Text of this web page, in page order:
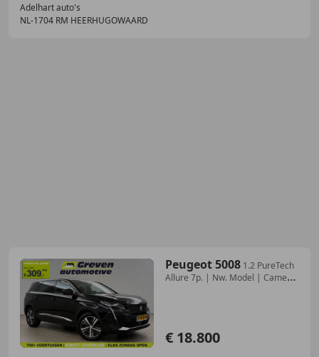
Adelhart auto's
NL-1704 RM HEERHUGOWAARD
Peugeot 5008 1.2 PureTech
Allure 7p. | Nw. Model | Camera
€ 18.800